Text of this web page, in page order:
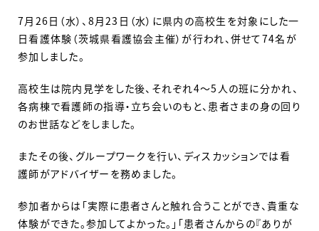
7月26日（水）、8月23日（水）に県内の高校生を対象にした一
日看護体験（茨城県看護協会主催）が行われ、併せて74名が
参加しました。
高校生は院内見学をした後、それぞれ4～5人の班に分かれ、
各病棟で看護師の指導・立ち会いのもと、患者さまの身の回り
のお世話などをしました。
またその後、グループワークを行い、ディスカッションでは看
護師がアドバイザーを務めました。
参加者からは「実際に患者さんと触れ合うことができ、貴重な
体験ができた。参加してよかった。」「患者さんからの『ありが